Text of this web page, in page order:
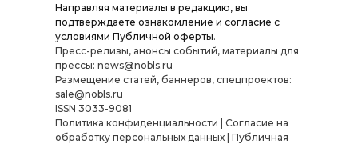
Направляя материалы в редакцию, вы
подтверждаете ознакомление и согласие с
условиями Публичной оферты.
Пресс-релизы, анонсы событий, материалы для
прессы: news@nobls.ru
Размещение статей, баннеров, спецпроектов:
sale@nobls.ru
ISSN 3033-9081
Политика конфиденциальности | Согласие на
обработку персональных данных| Публичная